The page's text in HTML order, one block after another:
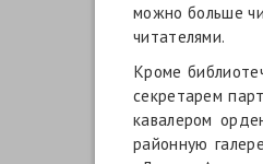
можно больше
читателями.
Кроме
секретарем
кавалером
районную